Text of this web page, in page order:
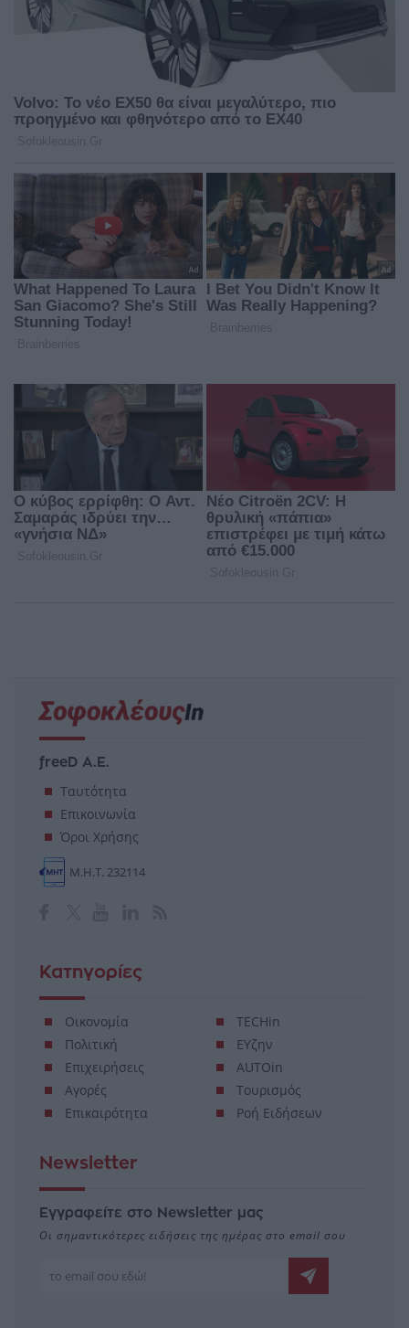
freeD Α.Ε.
Ταυτότητα
Επικοινωνία
Όροι Χρήσης
Μ.Η.Τ. 232114
Κατηγορίες
Οικονομία
Πολιτική
Επιχειρήσεις
Αγορές
Επικαιρότητα
TECHin
ΕΥζην
AUTOin
Τουρισμός
Ροή Ειδήσεων
Newsletter
Εγγραφείτε στο Newsletter μας
Οι σημαντικότερες ειδήσεις της ημέρας στο email σου